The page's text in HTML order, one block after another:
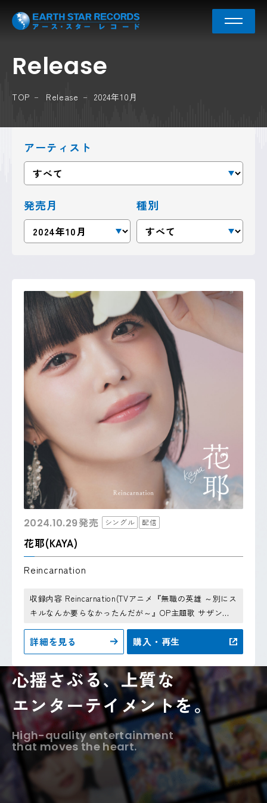
Release
TOP Release 2024年10月
アーティスト
発売月 種別
2024.10.29発売 シングル 配信
花耶(KAYA)
Reincarnation
収録内容 Reincarnation(TVアニメ『無職の英雄 ～別にス
キルなんか要らなかったんだが～』OP主題歌 サザンカ
(フルボイス・ヴィジュアルノベルアプリ『戦国小町苦労
譚 語絵巻－カタリエマキ-…
詳細を見る 購入・再生
心揺さぶる、上質な
エンターテイメントを。
High-quality entertainment
that moves the heart.